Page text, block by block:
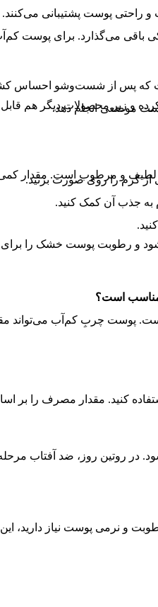
و راحتی پوست پشتیبانی
پس از شست‌وشو احساس
موضعی انجام دهد.
از کرم را روی صورت بزنید.
به جذب آن کمک کنید.
مناسب است؟
چربِ کم‌آب می‌تواند
کنید. مقدار مصرف را بر
در روتین روز، ضد آفتاب
و نرمی پوست نیاز دارید،
می‌گذارد. برای پوست کم‌آب
و زیر محصولات دیگر هم
لطیف و مرطوب است. مقدار
رطوبت پوست خشک را برای